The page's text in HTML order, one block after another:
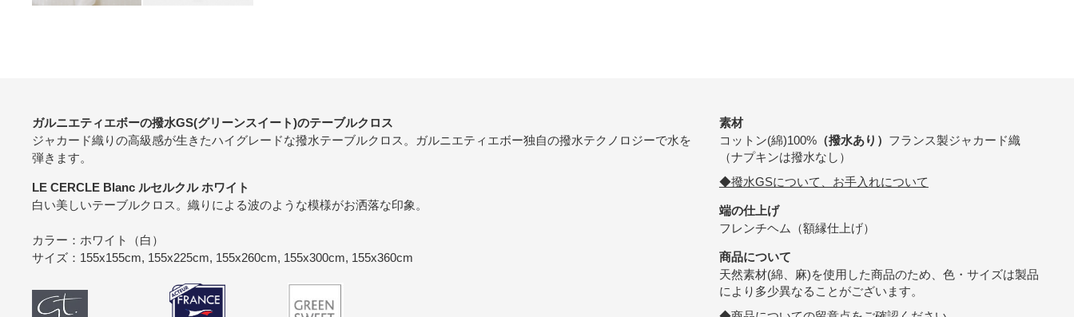
ガルニエティエボーの撥水GS(グリーンスイート)のテーブルクロス
ジャカード織りの高級感が生きたハイグレードな撥水テーブルクロス。ガルニエティエボー独自の撥水テクノロジーで水を
弾きます。
LE CERCLE Blanc ルセルクル ホワイト
白い美しいテーブルクロス。織りによる波のような模様がお洒落な印象。
カラー：ホワイト（白）
サイズ：155x155cm, 155x225cm, 155x260cm, 155x300cm, 155x360cm
素材
コットン(綿)100%（撥水あり） フランス製ジャカード織
（ナプキンは撥水なし）
◆撥水GSについて、お手入れについて
端の仕上げ
フレンチヘム（額縁仕上げ）
商品について
天然素材(綿、麻)を使用した商品のため、色・サイズは製品
により多少異なることがございます。